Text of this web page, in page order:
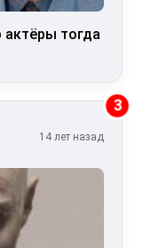
актёры тогда
3
14 лет назад